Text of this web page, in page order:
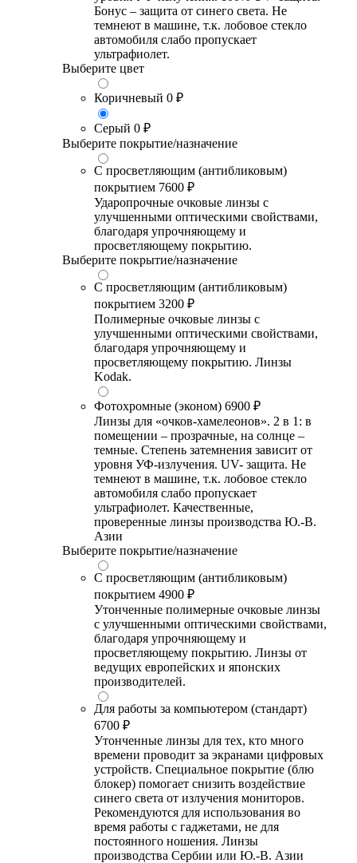
Бонус – защита от синего света. Не
темнеют в машине, т.к. лобовое стекло
автомобиля слабо пропускает
ультрафиолет.
Выберите цвет
Коричневый 0 ₽
Серый 0 ₽
Выберите покрытие/назначение
С просветляющим (антибликовым)
покрытием 7600 ₽
Ударопрочные очковые линзы с
улучшенными оптическими свойствами,
благодаря упрочняющему и
просветляющему покрытию.
Выберите покрытие/назначение
С просветляющим (антибликовым)
покрытием 3200 ₽
Полимерные очковые линзы с
улучшенными оптическими свойствами,
благодаря упрочняющему и
просветляющему покрытию. Линзы
Kodak.
Фотохромные (эконом) 6900 ₽
Линзы для «очков-хамелеонов». 2 в 1: в
помещении – прозрачные, на солнце –
темные. Степень затемнения зависит от
уровня УФ-излучения. UV- защита. Не
темнеют в машине, т.к. лобовое стекло
автомобиля слабо пропускает
ультрафиолет. Качественные,
проверенные линзы производства Ю.-В.
Азии
Выберите покрытие/назначение
С просветляющим (антибликовым)
покрытием 4900 ₽
Утонченные полимерные очковые линзы
с улучшенными оптическими свойствами,
благодаря упрочняющему и
просветляющему покрытию. Линзы от
ведущих европейских и японских
производителей.
Для работы за компьютером (стандарт)
6700 ₽
Утонченные линзы для тех, кто много
времени проводит за экранами цифровых
устройств. Специальное покрытие (блю
блокер) помогает снизить воздействие
синего света от излучения мониторов.
Рекомендуются для использования во
время работы с гаджетами, не для
постоянного ношения. Линзы
производства Сербии или Ю.-В. Азии